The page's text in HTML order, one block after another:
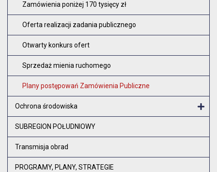
Zamówienia poniżej 170 tysięcy zł
Oferta realizacji zadania publicznego
Otwarty konkurs ofert
Sprzedaż mienia ruchomego
Plany postępowań Zamówienia Publiczne
Ochrona środowiska
SUBREGION POŁUDNIOWY
Transmisja obrad
PROGRAMY, PLANY, STRATEGIE